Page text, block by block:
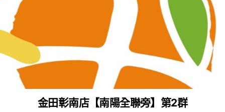
金田彰南店【南陽全聯旁】第2群